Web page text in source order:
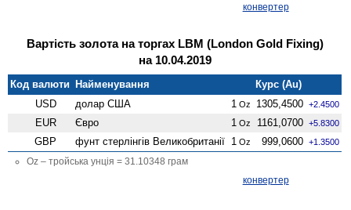
конвертер
Вартість золота на торгах LBM (London Gold Fixing)
на 10.04.2019
Код валюти Найменування
Курс (Au)
USD
долар США 1 Oz 1305,4500 +2.4500
EUR Євро 1 Oz 1161,0700 +5.8300
GBP фунт стерлінгів Велико­британії 1 Oz 999,0600 +1.3500
Oz – тройська унція = 31.10348 грам
конвертер